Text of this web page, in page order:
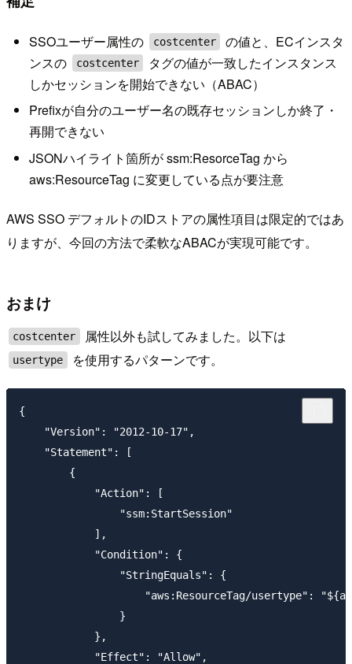
SSOユーザー属性の costcenter
の値と、ECインスタ
ンスの
costcenter
タグの値が一致したインスタンス
しかセッションを開始できない（ABAC）
Prefixが自分のユーザー名の既存セッションしか終了・
再開できない
JSONハイライト箇所が ssm:ResorceTag から
aws:ResourceTag に変更している点が要注意
AWS SSO デフォルトのIDストアの属性項目は限定的ではあ
りますが、今回の方法で柔軟なABACが実現可能です。
おまけ
costcenter 属性以外も試してみました。以下は
usertype を使用するパターンです。
{
    "Version": "2012-10-17",
    "Statement": [
        {
            "Action": [
                "ssm:StartSession"
            ],
            "Condition": {
                "StringEquals": {
"aws:ResourceTag/usertype":
                }
            },
            "Effect": "Allow",